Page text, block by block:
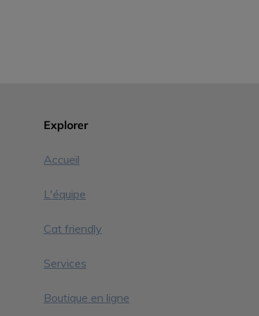
Explorer
Accueil
L'équipe
Cat friendly
Services
Boutique en ligne